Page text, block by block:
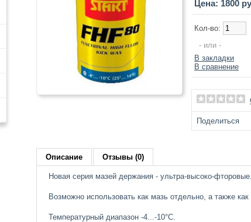
Цена: 1800
Кол-во:
- или -
В закладки
В сравнение
Поделиться
Описание Отзывы (0)
Новая серия мазей держания - ультра-высоко-фторовые.
Возможно использовать как мазь отдельно, а также как
Температурный диапазон -4...-10°C.